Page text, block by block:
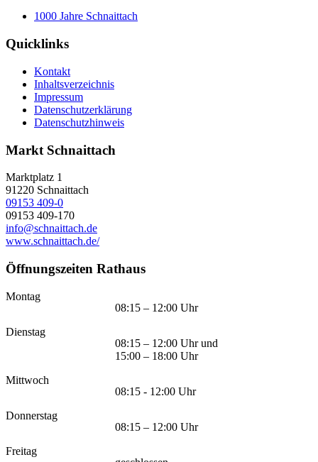
1000 Jahre Schnaittach
Quicklinks
Kontakt
Inhaltsverzeichnis
Impressum
Datenschutzerklärung
Datenschutzhinweis
Markt Schnaittach
Marktplatz 1
91220 Schnaittach
09153 409-0
09153 409-170
info@schnaittach.de
www.schnaittach.de/
Öffnungszeiten Rathaus
Montag
08:15 – 12:00 Uhr
Dienstag
08:15 – 12:00 Uhr und
15:00 – 18:00 Uhr
Mittwoch
08:15 - 12:00 Uhr
Donnerstag
08:15 – 12:00 Uhr
Freitag